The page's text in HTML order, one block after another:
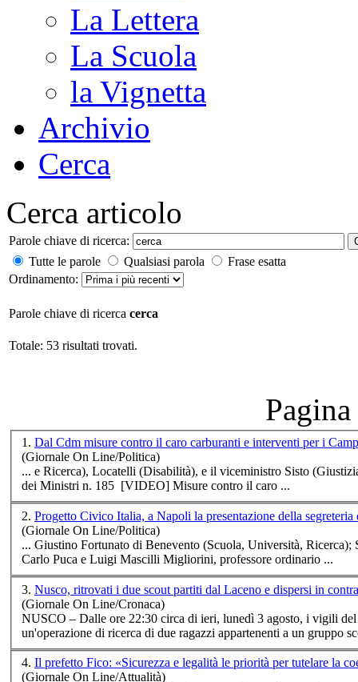
La Lettera
La Scuola
la Vignetta
Archivio
Cerca
Cerca articolo
Parole chiave di ricerca:
Tutte le parole Qualsiasi parola
Frase esatta
Ordinamento:
Parole chiave di ricerca cerca
Totale: 53 risultati trovati.
1. Dal Cdm misure contro il caro carburanti e interventi per i
(Giornale On Line/Politica)
... e Ricerca), Locatelli (Disabilità), e il viceministro Sisto (Giustizia) hanno
dei Ministri n. 185 [VIDEO] Misure contro il caro ...
2. Progetto Civico Italia, a Napoli la presentazione della
(Giornale On Line/Politica)
... Giustino Fortunato di Benevento (Scuola, Università, Ricerca);
Carlo Puca e Luigi Mascilli Migliorini, professore ordinario ...
3. Nusco, ritrovati i due scout partiti dal Laceno e dispersi in
(Giornale On Line/Cronaca)
NUSCO – Dalle ore 22:30 circa di ieri, lunedì 3 agosto, i vigili
un'operazione di ricerca di due ragazzi appartenenti a un gruppo
4. Il prefetto Fico: «Sicurezza e legalità le priorità per tutelare la
(Giornale On Line/Attualità)